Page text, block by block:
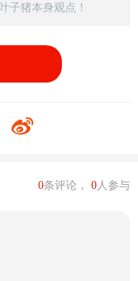
子猪本身观点！
0条评论， 0 人参与